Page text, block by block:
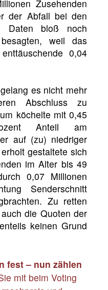
Zusehenden
der Abfall bei den
Daten bloß noch
weil das
0,04
es nicht mehr
Abschluss zu
köchelte mit 0,45
Anteil am
auf (zu) niedriger
gestaltete sich
im Alter bis 49
0,07 Millionen
Senderschnitt
Zu retten
die Quoten der
keinen Grund
fest – nun zählen
mit beim Voting